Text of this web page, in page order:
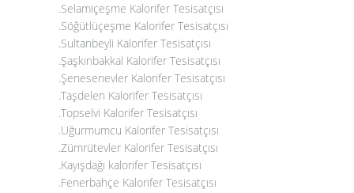
.Selamiçeşme Kalorifer Tesisatçısı
.Söğütlüçeşme Kalorifer Tesisatçısı
.Sultanbeyli Kalorifer Tesisatçısı
.Şaşkınbakkal Kalorifer Tesisatçısı
.Şenesenevler Kalorifer Tesisatçısı
.Taşdelen Kalorifer Tesisatçısı
.Topselvi Kalorifer Tesisatçısı
.Uğurmumcu Kalorifer Tesisatçısı
.Zümrütevler Kalorifer Tesisatçısı
.Kayışdağı kalorifer Tesisatçısı
.Fenerbahçe Kalorifer Tesisatçısı